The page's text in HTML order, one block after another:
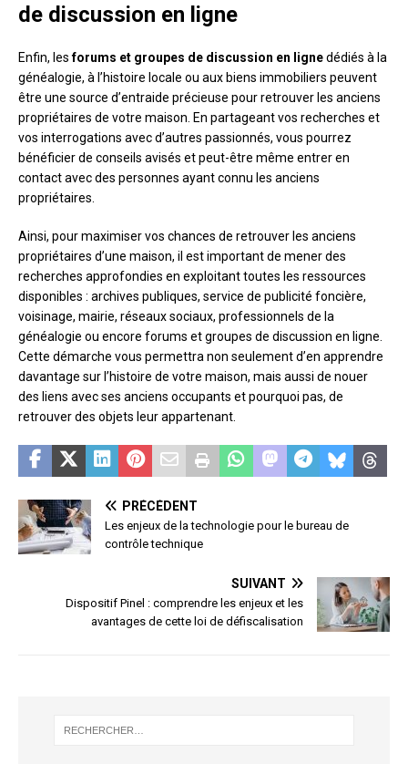
de discussion en ligne
Enfin, lesforums et groupes de discussion en lignedédiés à la
généalogie, à l’histoire locale ou aux biens immobiliers peuvent
être une source d’entraide précieuse pour retrouver les anciens
propriétaires de votre maison. En partageant vos recherches et
vos interrogations avec d’autres passionnés, vous pourrez
bénéficier de conseils avisés et peut-être même entrer en
contact avec des personnes ayant connu les anciens
propriétaires.
Ainsi, pour maximiser vos chances de retrouver les anciens
propriétaires d’une maison, il est important de mener des
recherches approfondies en exploitant toutes les ressources
disponibles : archives publiques, service de publicité foncière,
voisinage, mairie, réseaux sociaux, professionnels de la
généalogie ou encore forums et groupes de discussion en ligne.
Cette démarche vous permettra non seulement d’en apprendre
davantage sur l’histoire de votre maison, mais aussi de nouer
des liens avec ses anciens occupants et pourquoi pas, de
retrouver des objets leur appartenant.
PRÉCÉDENT
Les enjeux de la technologie pour le bureau de
contrôle technique
SUIVANT
Dispositif Pinel : comprendre les enjeux et les
avantages de cette loi de défiscalisation